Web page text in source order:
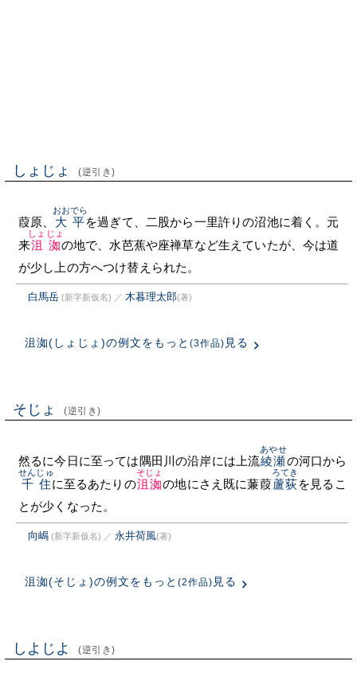
しょじょ (逆引き)
葭原、 大平
おおでら
を過ぎて、二股から一里許りの沼池に着く。元
来沮洳
しょじょ
の地で、水芭蕉や座禅草など生えていたが、今は道
が少し上の方へつけ替えられた。
白馬岳 (新字新仮名) ／ 木暮理太郎(著)
沮洳(しょじょ)の例文をもっと (3作品) 見る
そじょ (逆引き)
然るに今日に至っては隅田川の沿岸には上流綾瀬
あやせ
の河口から
千住
せんじゅ
に至るあたりの沮洳
そじょ
の地にさえ既に蒹葭蘆荻
ろてき
を見るこ
とが少くなった。
向嶋 (新字新仮名) ／ 永井荷風(著)
沮洳(そじょ)の例文をもっと (2作品) 見る
しよじよ (逆引き)